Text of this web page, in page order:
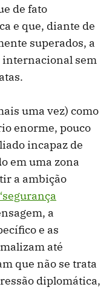
de fato
e que, diante de
superados, a
internacional sem
uma vez) como
enorme, pouco
incapaz de
em uma zona
a ambição
a
e as
até
que não se trata
diplomática,